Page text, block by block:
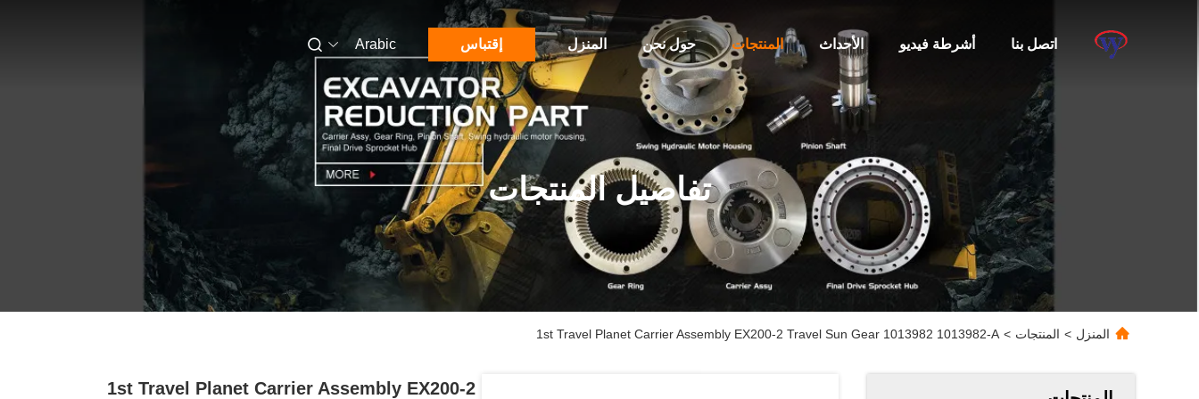
المنزل حول نحن المنتجات الأحداث أشرطة فيديو اتصل بنا إقتباس Arabic
تفاصيل المنتجات
المنزل > المنتجات >
1st Travel Planet Carrier Assembly EX200-2 Travel Sun Gear 1013982 1013982-A
1st Travel Planet Carrier Assembly EX200-2